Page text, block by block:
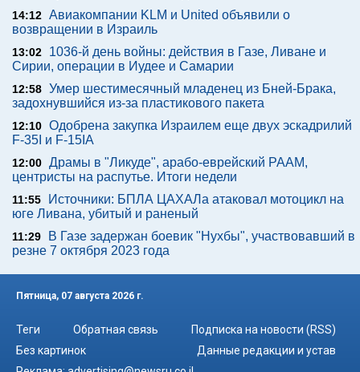
14:12 Авиакомпании KLM и United объявили о
возвращении в Израиль
13:02
1036-й день войны: действия в Газе, Ливане и
Сирии, операции в Иудее и Самарии
12:58 Умер шестимесячный младенец из Бней-Брака,
задохнувшийся из-за пластикового пакета
12:10 Одобрена закупка Израилем еще двух эскадрилий
F-35I и F-15IA
12:00 Драмы в "Ликуде", арабо-еврейский РААМ,
центристы на распутье. Итоги недели
11:55
Источники: БПЛА ЦАХАЛа атаковал мотоцикл на
юге Ливана, убитый и раненый
11:29
В Газе задержан боевик "Нухбы", участвовавший в
резне 7 октября 2023 года
Пятница, 07 августа 2026 г.
Теги Обратная связь
Подписка на новости (RSS)
Без картинок
Данные редакции и устав